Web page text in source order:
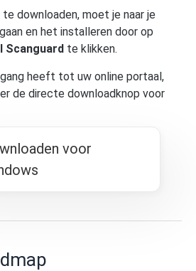
te downloaden, moet je naar je
gaan en het installeren door op
Scanguard te klikken.
heeft tot uw online portaal,
de directe downloadknop voor
voor